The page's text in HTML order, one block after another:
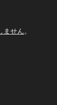
ません。